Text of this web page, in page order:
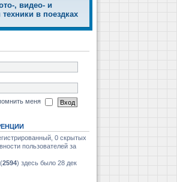
, видео- и
в поездках
меня
0 скрытых
пользователей за
2594) здесь было 28 дек